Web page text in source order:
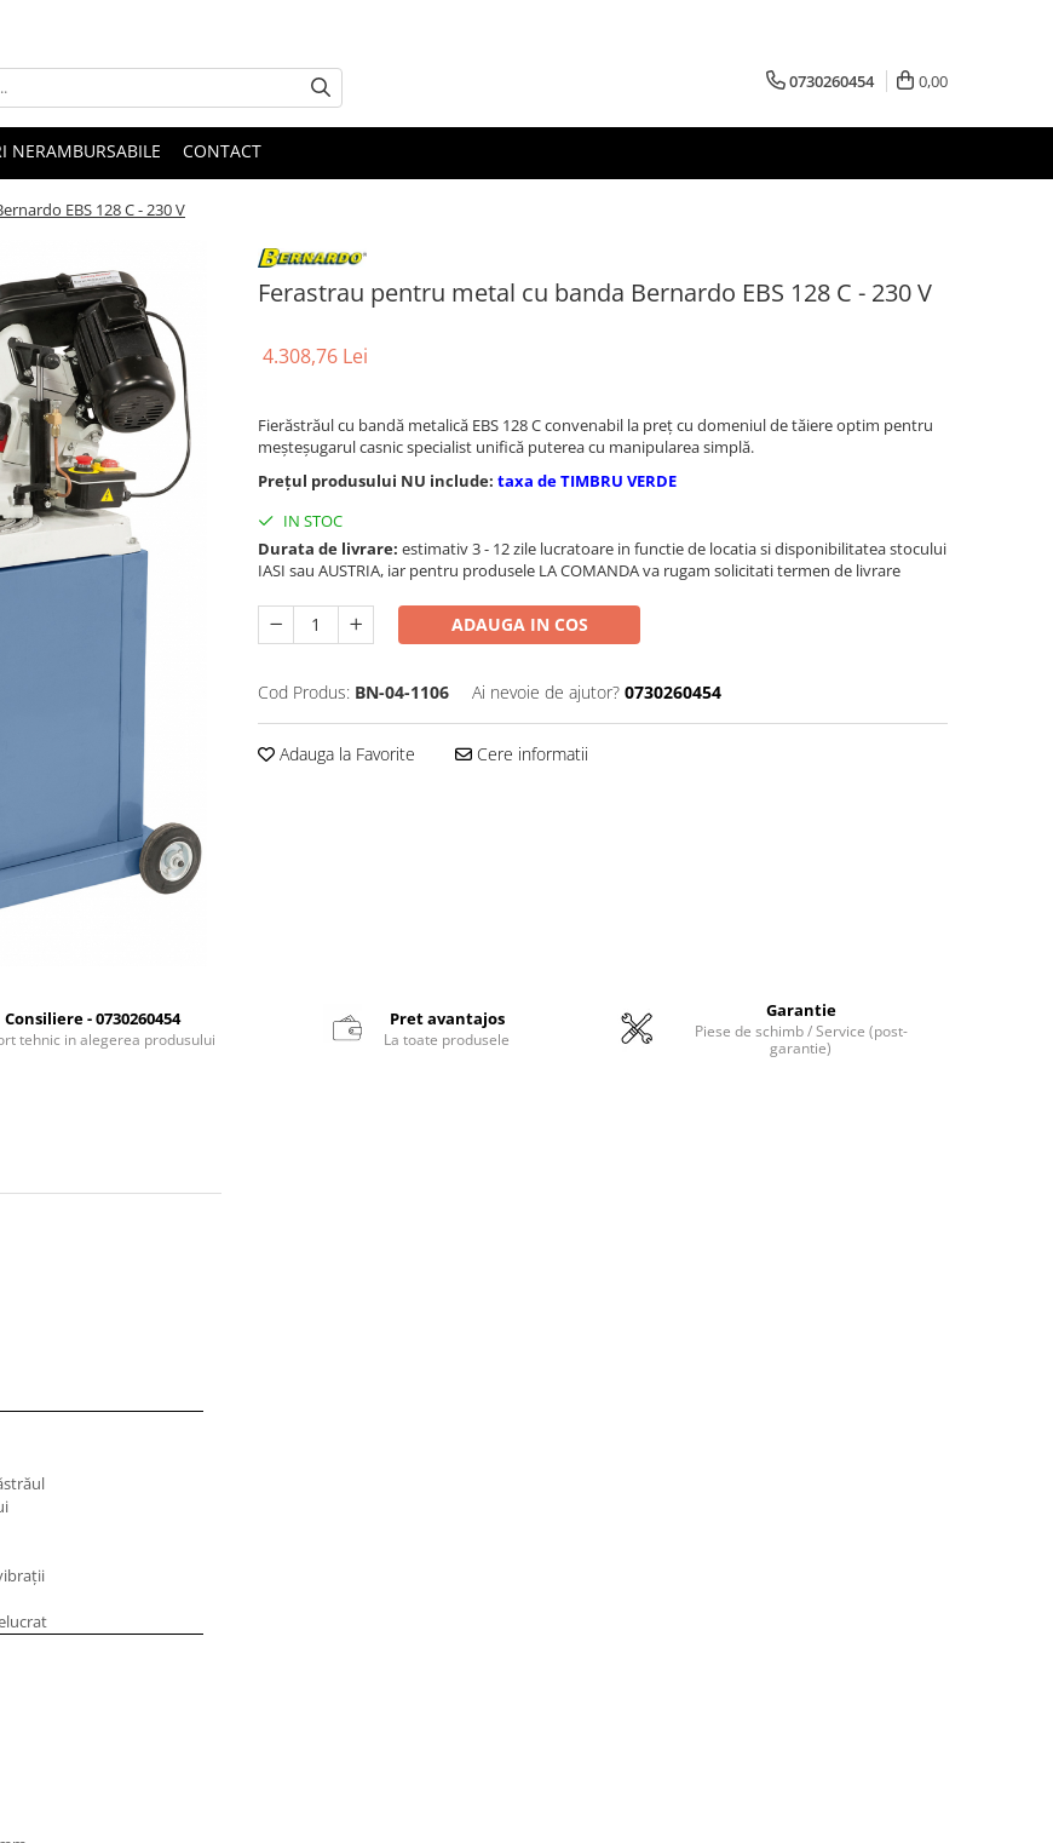
0730260454 0,00
NERAMBURSABILE CONTACT
EBS 128 C - 230 V
Ferastrau pentru metal cu banda Bernardo EBS 128 C - 230 V
4.308,76 Lei
Fierăstrăul cu bandă metalică EBS 128 C convenabil la preţ cu domeniul de tăiere optim pentru
meşteşugarul casnic specialist unifică puterea cu manipularea simplă.
Prețul produsului NU include: taxa de TIMBRU VERDE
IN STOC
Durata de livrare: estimativ 3 - 12 zile lucratoare in functie de locatia si disponibilitatea stocului
IASI sau AUSTRIA, iar pentru produsele LA COMANDA va rugam solicitati termen de livrare
ADAUGA IN COS
Cod Produs: BN-04-1106 Ai nevoie de ajutor? 0730260454
Adauga la Favorite Cere informatii
Consiliere - 0730260454
tehnic in alegerea produsului
Pret avantajos
La toate produsele
Garantie
Piese de schimb / Service (post-
garantie)